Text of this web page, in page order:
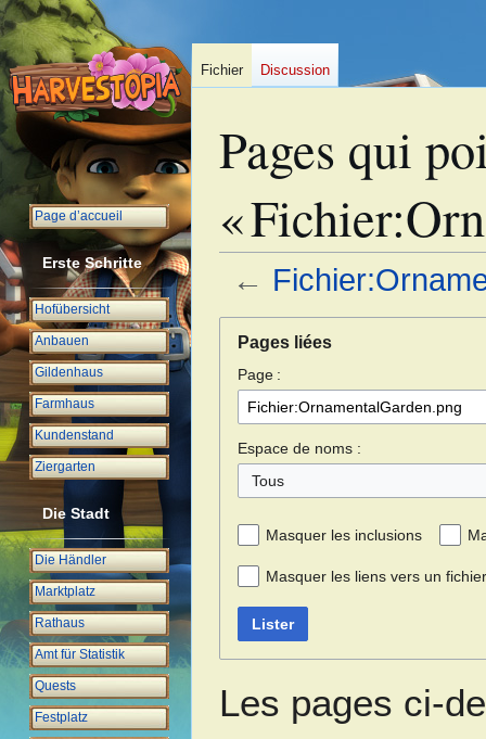
Pages qui
«
←
navigation
recherche
Pages liées
Page :
Espace de noms :
Tous
Masquer les inclusions
Masquer les liens vers un fichier
Lister
Les pages ci-
Fichier Discussion
Page d’accueil
Erste Schritte
Hofübersicht
Anbauen
Gildenhaus
Farmhaus
Kundenstand
Ziergarten
Die Stadt
Die Händler
Marktplatz
Rathaus
Amt für Statistik
Quests
Festplatz